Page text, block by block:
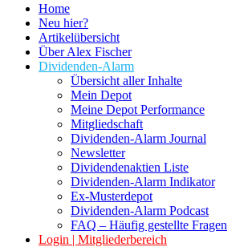
Home
Neu hier?
Artikelübersicht
Über Alex Fischer
Dividenden-Alarm
Übersicht aller Inhalte
Mein Depot
Meine Depot Performance
Mitgliedschaft
Dividenden-Alarm Journal
Newsletter
Dividendenaktien Liste
Dividenden-Alarm Indikator
Ex-Musterdepot
Dividenden-Alarm Podcast
FAQ – Häufig gestellte Fragen
Login | Mitgliederbereich